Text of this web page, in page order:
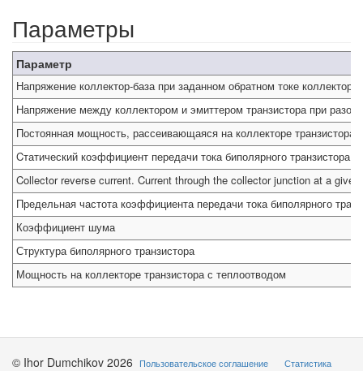
Параметры
Параметр
Напряжение коллектор-база при заданном обратном токе
Напряжение между коллектором и эмиттером транзистора при
Постоянная мощность, рассеивающаяся на коллекторе транзистора
Cтатический коэффициент передачи тока биполярного транзистора
Collector reverse current. Current through the collector junction at a
Предельная частота коэффициента передачи тока биполярного
Коэффициент шума
Структура биполярного транзистора
Мощность на коллекторе транзистора с теплоотводом
© Ihor Dumchikov 2026 Пользовательское соглашение Статистика